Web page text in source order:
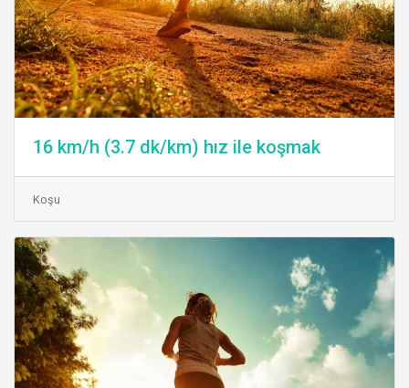
16 km/h (3.7 dk/km) hız ile koşmak
Koşu